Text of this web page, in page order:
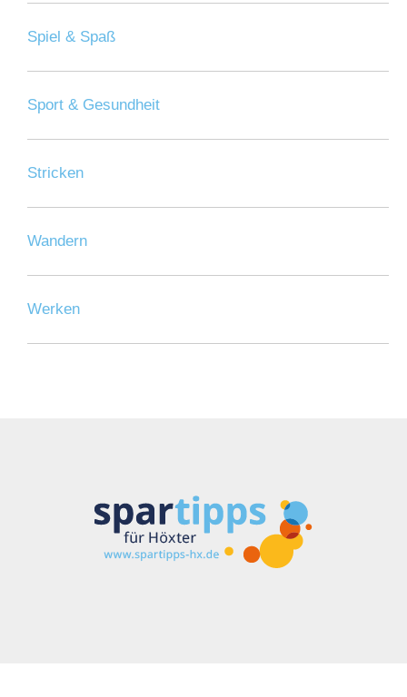
Spiel & Spaß
Sport & Gesundheit
Stricken
Wandern
Werken